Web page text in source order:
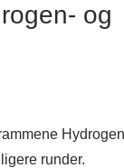
og
runder.